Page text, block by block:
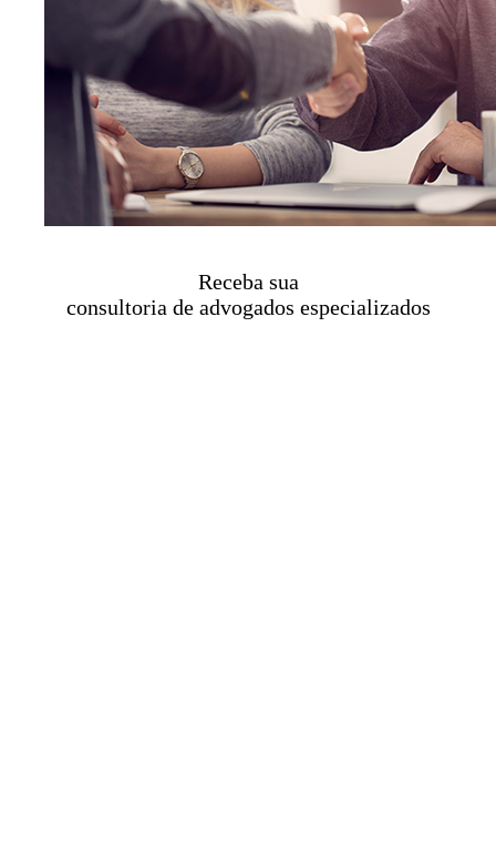
Receba sua
consultoria de advogados especializados